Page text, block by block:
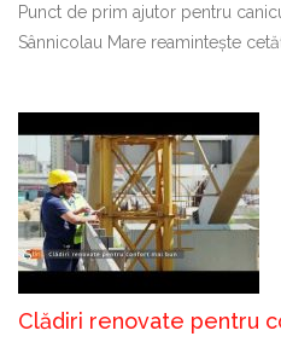
Punct de prim ajutor pentru
Sânnicolau Mare reamintește
Clădiri renovate pentru